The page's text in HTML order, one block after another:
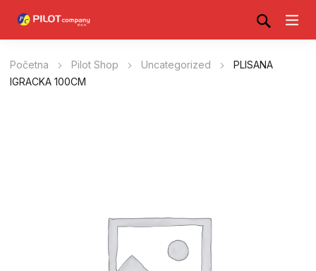
Početna Pilot Shop Uncategorized
PLISANA
IGRACKA 100CM